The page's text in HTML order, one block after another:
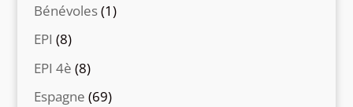
Bénévoles(1)
EPI (8)
EPI 4è (8)
Espagne (69)